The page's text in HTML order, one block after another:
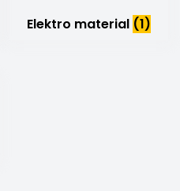
Elektro material (1)